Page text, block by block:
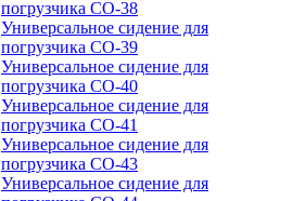
погрузчика CO-38
Универсальное сидение для
погрузчика CO-39
Универсальное сидение для
погрузчика CO-40
Универсальное сидение для
погрузчика CO-41
Универсальное сидение для
погрузчика CO-43
Универсальное сидение для